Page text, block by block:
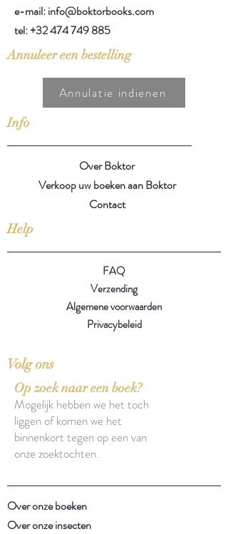
e-mail: info@boktorbooks.com
tel:+32 474 749 885
Annuleer een bestelling
Annulatie indienen
Info
Over Boktor
Verkoop uw boeken aan Boktor
Contact
Help
FAQ
Verzending
Algemene voorwaarden
Privacybeleid
Volg ons
Op zoek naar een boek?
Mogelijk hebben we het toch
liggen of komen we het
binnenkort tegen op een van
onze zoektochten.
Over onze boeken
Over onze insecten